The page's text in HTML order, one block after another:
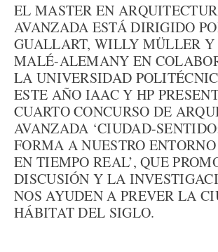
EL MASTER EN
AVANZADA ESTÁ DIRIGIDO
GUALLART, WILLY MÜLLER
MALÉ-ALEMANY EN
LA UNIVERSIDAD
ESTE AÑO IAAC Y HP
CUARTO CONCURSO DE
AVANZADA ‘CIUDAD-
FORMA A NUESTRO
EN TIEMPO REAL’, QUE
DISCUSIÓN Y LA
NOS AYUDEN A PREVER LA
HÁBITAT DEL SIGLO.